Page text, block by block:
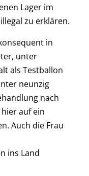
Lager im
zu erklären.
in
unter
als Testballon
neunzig
nach
auf ein
Auch die Frau
ins Land